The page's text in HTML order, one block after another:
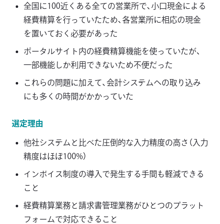
全国に100近くある全ての営業所で、小口現金による
経費精算を行っていたため、各営業所に相応の現金
を置いておく必要があった
ポータルサイト内の経費精算機能を使っていたが、
一部機能しか利用できないため不便だった
これらの問題に加えて、会計システムへの取り込み
にも多くの時間がかかっていた
選定理由
他社システムと比べた圧倒的な入力精度の高さ（入力
精度はほぼ100%）
インボイス制度の導入で発生する手間も軽減できる
こと
経費精算業務と請求書管理業務がひとつのプラット
フォームで対応できること